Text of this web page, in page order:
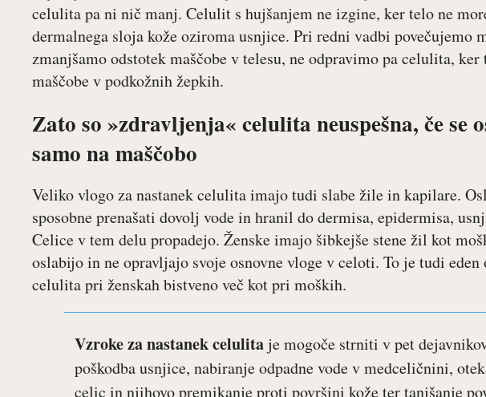
celulita pa ni nič manj. Celulit s hujšanjem ne izgine, ker telo ne
dermalnega sloja kože oziroma usnjice. Pri redni vadbi povečujemo
zmanjšamo odstotek maščobe v telesu, ne odpravimo pa celulita,
maščobe v podkožnih žepkih.
Zato so »zdravljenja« celulita neuspešna, če se
samo na maščobo
Veliko vlogo za nastanek celulita imajo tudi slabe žile in kapilare.
sposobne prenašati dovolj vode in hranil do dermisa, epidermisa,
Celice v tem delu propadejo. Ženske imajo šibkejše stene žil kot
oslabijo in ne opravljajo svoje osnovne vloge v celoti. To je tudi eden
celulita pri ženskah bistveno več kot pri moških.
Vzroke za nastanek celulitaje mogoče strniti v pet
poškodba usnjice, nabiranje odpadne vode v medceličnini,
celic in njihovo premikanje proti površini kože ter tanjšanje